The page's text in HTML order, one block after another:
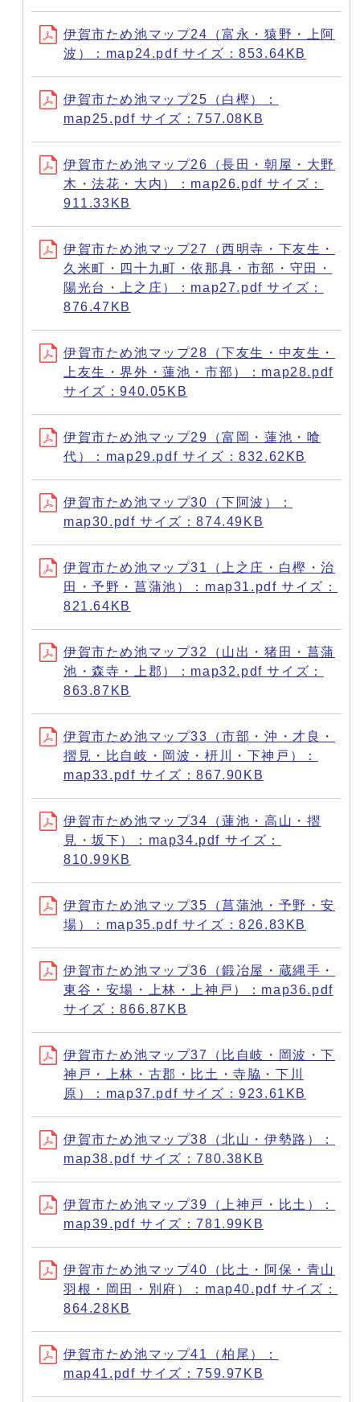
伊賀市ため池マップ24（富永・猿野・上阿
波）：map24.pdf サイズ：853.64KB
伊賀市ため池マップ25（白樫）：
map25.pdf サイズ：757.08KB
伊賀市ため池マップ26（長田・朝屋・大野
木・法花・大内）：map26.pdf サイズ：
911.33KB
伊賀市ため池マップ27（西明寺・下友生・
久米町・四十九町・依那具・市部・守田・
陽光台・上之庄）：map27.pdf サイズ：
876.47KB
伊賀市ため池マップ28（下友生・中友生・
上友生・界外・蓮池・市部）：map28.pdf
サイズ：940.05KB
伊賀市ため池マップ29（富岡・蓮池・喰
代）：map29.pdf サイズ：832.62KB
伊賀市ため池マップ30（下阿波）：
map30.pdf サイズ：874.49KB
伊賀市ため池マップ31（上之庄・白樫・治
田・予野・菖蒲池）：map31.pdf サイズ：
821.64KB
伊賀市ため池マップ32（山出・猪田・菖蒲
池・森寺・上郡）：map32.pdf サイズ：
863.87KB
伊賀市ため池マップ33（市部・沖・才良・
摺見・比自岐・岡波・枅川・下神戸）：
map33.pdf サイズ：867.90KB
伊賀市ため池マップ34（蓮池・高山・摺
見・坂下）：map34.pdf サイズ：
810.99KB
伊賀市ため池マップ35（菖蒲池・予野・安
場）：map35.pdf サイズ：826.83KB
伊賀市ため池マップ36（鍛冶屋・蔵縄手・
東谷・安場・上林・上神戸）：map36.pdf
サイズ：866.87KB
伊賀市ため池マップ37（比自岐・岡波・下
神戸・上林・古郡・比土・寺脇・下川
原）：map37.pdf サイズ：923.61KB
伊賀市ため池マップ38（北山・伊勢路）：
map38.pdf サイズ：780.38KB
伊賀市ため池マップ39（上神戸・比土）：
map39.pdf サイズ：781.99KB
伊賀市ため池マップ40（比土・阿保・青山
羽根・岡田・別府）：map40.pdf サイズ：
864.28KB
伊賀市ため池マップ41（柏尾）：
map41.pdf サイズ：759.97KB